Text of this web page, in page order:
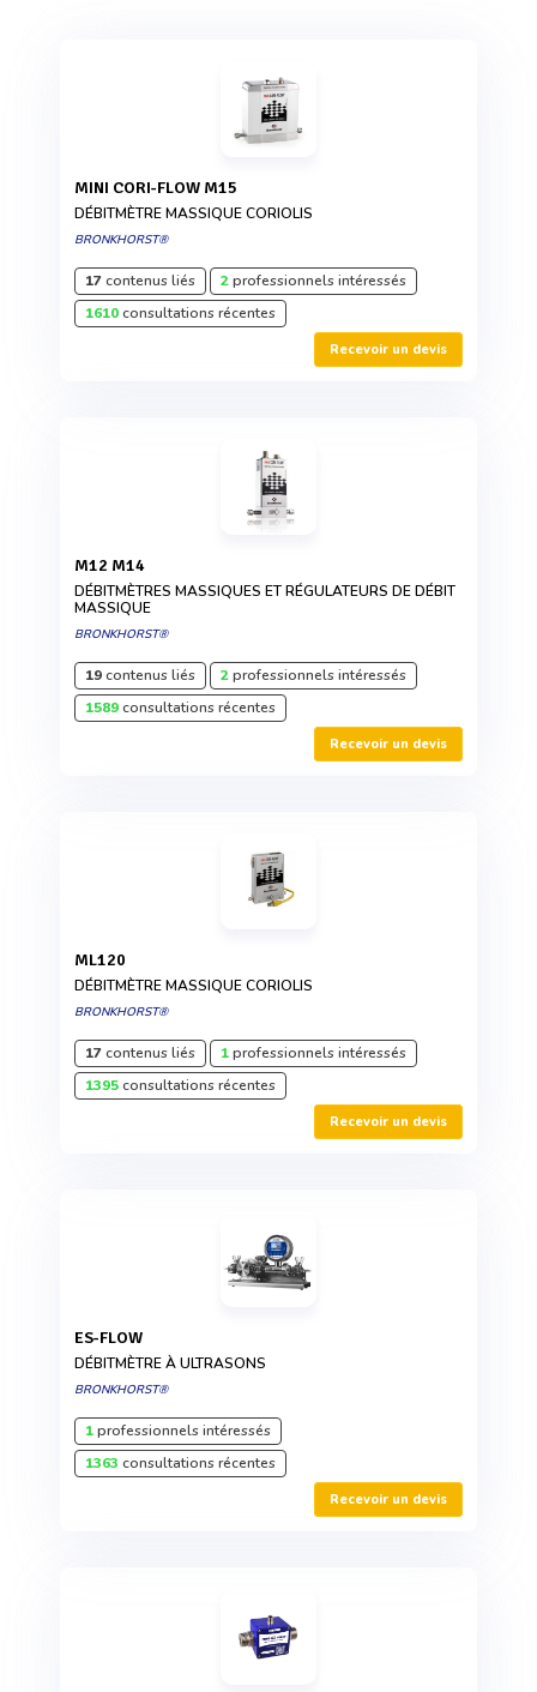
MINI CORI-FLOW M15
DÉBITMÈTRE MASSIQUE CORIOLIS
BRONKHORST®
17contenus liés 2professionnels intéressés
1610consultations récentes
Recevoir un devis
M12 M14
DÉBITMÈTRES MASSIQUES ET RÉGULATEURS DE DÉBIT
MASSIQUE
BRONKHORST®
19contenus liés 2professionnels intéressés
1589consultations récentes
Recevoir un devis
ML120
DÉBITMÈTRE MASSIQUE CORIOLIS
BRONKHORST®
17contenus liés 1professionnels intéressés
1395consultations récentes
Recevoir un devis
ES-FLOW
DÉBITMÈTRE À ULTRASONS
BRONKHORST®
1professionnels intéressés
1363 consultations récentes
Recevoir un devis